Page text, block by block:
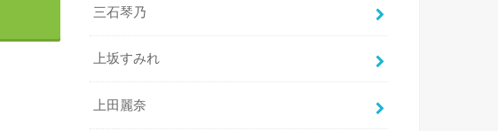
三石琴乃
上坂すみれ
上田麗奈